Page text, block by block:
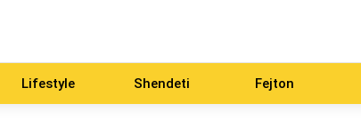
Lifestyle Shendeti Fejton